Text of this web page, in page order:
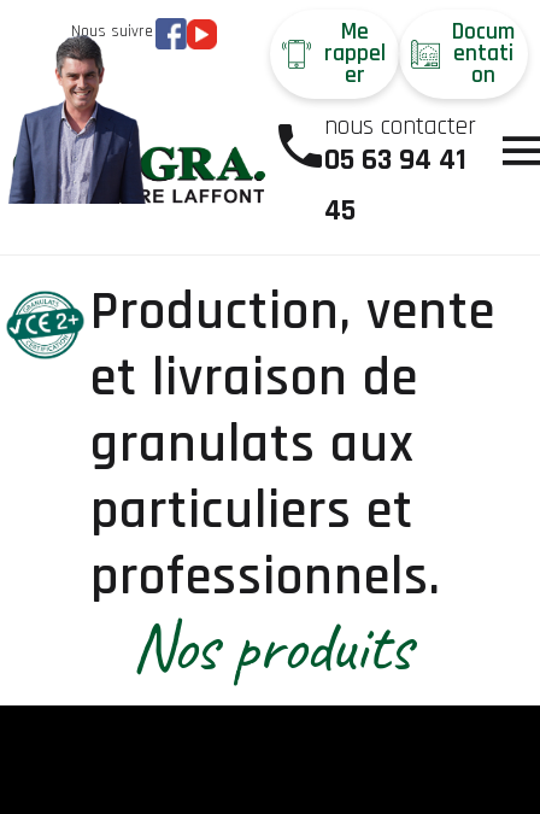
Nous suivre Me
rappel
er
Docum
entati
on
nous contacter
05 63 94 41
45
Production, vente
et livraison de
granulats aux
particuliers et
professionnels.
Nos produits